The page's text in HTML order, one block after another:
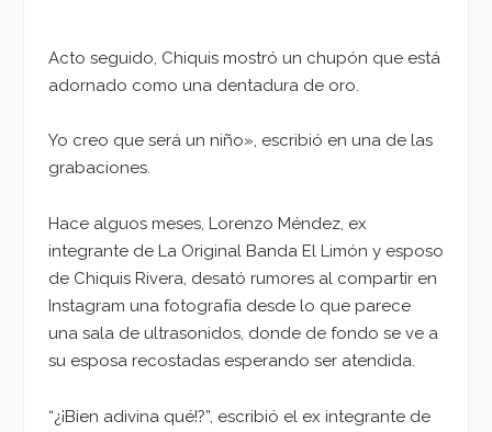
Acto seguido, Chiquis mostró un chupón que está
adornado como una dentadura de oro.
Yo creo que será un niño», escribió en una de las
grabaciones.
Hace alguos meses, Lorenzo Méndez, ex
integrante de La Original Banda El Limón y esposo
de Chiquis Rivera, desató rumores al compartir en
Instagram una fotografía desde lo que parece
una sala de ultrasonidos, donde de fondo se ve a
su esposa recostadas esperando ser atendida.
“¿¡Bien adivina qué!?”, escribió el ex integrante de